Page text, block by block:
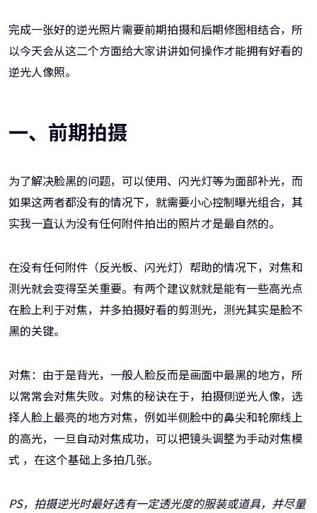
完成一张好的逆光照片需要前期拍摄和后期修图相结合，所
以今天会从这二个方面给大家讲讲如何操作才能拥有好看的
逆光人像照。
一、前期拍摄
为了解决脸黑的问题，可以使用、闪光灯等为面部补光，而
如果这两者都没有的情况下，就需要小心控制曝光组合，其
实我一直认为没有任何附件拍出的照片才是最自然的。
在没有任何附件（反光板、闪光灯）帮助的情况下，对焦和
测光就会变得至关重要。有两个建议就就是能有一些高光点
在脸上利于对焦，并多拍摄好看的剪测光，测光其实是脸不
黑的关键。
对焦：由于是背光，一般人脸反而是画面中最黑的地方，所
以常常会对焦失败。对焦的秘诀在于，拍摄侧逆光人像，选
择人脸上最亮的地方对焦，例如半侧脸中的鼻尖和轮廓线上
的高光，一旦自动对焦成功，可以把镜头调整为手动对焦模
式 ，在这个基础上多拍几张。
PS，拍摄逆光时最好选有一定透光度的服装或道具，并尽量